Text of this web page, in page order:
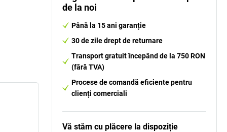
de la noi
Până la 15 ani garanție
30 de zile drept de returnare
Transport gratuit începând de la 750 RON
(fără TVA)
Procese de comandă eficiente pentru
clienți comerciali
Vă stăm cu plăcere la dispoziție